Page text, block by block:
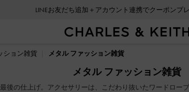
LINEお友だち追加＋アカウント連携でクーポンプ
会員登録＋ニュースレター登録で10%OFFクーポンプ
ション雑貨 メタル ファッション雑貨
メタル ファッション雑貨
後の仕上げ。アクセサリーは、こだわり抜いたワードロー